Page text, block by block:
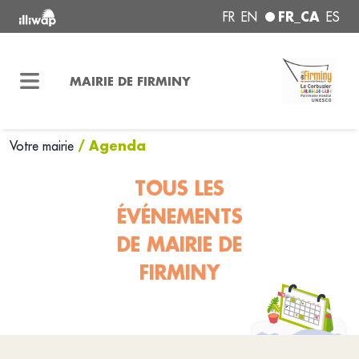
FR EN FR_CA ES
MAIRIE DE FIRMINY
Votre mairie / Agenda
TOUS LES
ÉVÉNEMENTS
DE MAIRIE DE
FIRMINY